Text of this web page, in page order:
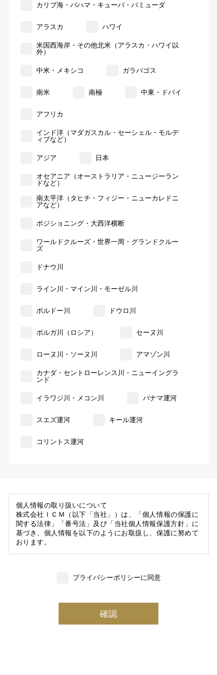
カリブ海・バハマ・キューバ・バミューダ
アラスカ ハワイ
米国西海岸・その他北米（アラスカ・ハワイ以
外）
中米・メキシコ ガラパゴス
南米 南極 中東・ドバイ
アフリカ
インド洋（マダガスカル・セーシェル・モルデ
ィブなど）
アジア 日本
オセアニア（オーストラリア・ニュージーラン
ドなど）
南太平洋（タヒチ・フィジー・ニューカレドニ
アなど）
ポジショニング・大西洋横断
ワールドクルーズ・世界一周・グランドクルー
ズ
ドナウ川
ライン川・マイン川・モーゼル川
ボルドー川 ドウロ川
ボルガ川（ロシア） セーヌ川
ローヌ川・ソーヌ川 アマゾン川
カナダ・セントローレンス川・ニューイングラ
ンド
イラワジ川・メコン川 パナマ運河
スエズ運河 キール運河
コリントス運河
個人情報の取り扱いについて
株式会社ＩＣＭ（以下「当社」）は、「個人情報の保護に
関する法律」「番号法」及び「当社個人情報保護方針」に
基づき、個人情報を以下のようにお取扱し、保護に努めて
おります。
いただいた個人情報の一部を個人データとして保有
(3) 当社は、当社で就業する社員及び社員の扶養親族、及
び当社が支払調書等を作成する継続的契約関係のある個人
プライバシーポリシーに同意